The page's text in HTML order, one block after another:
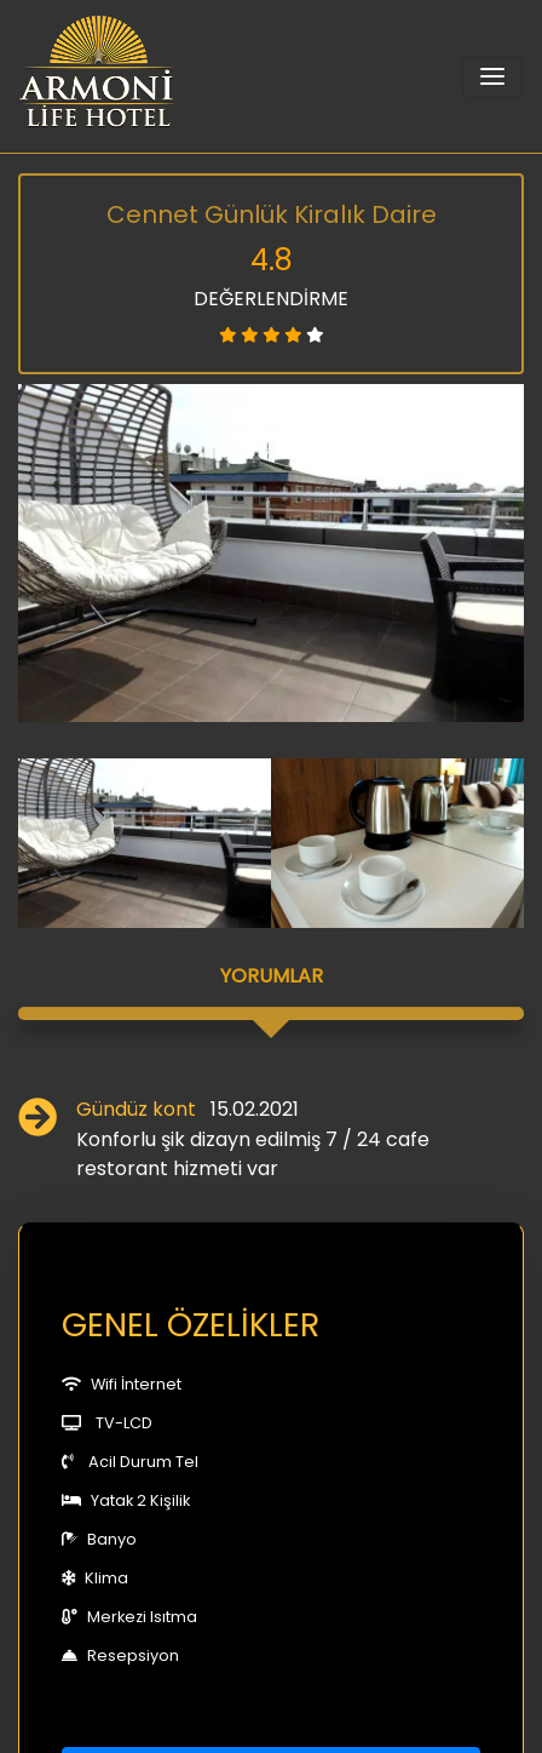
Cennet Günlük Kiralık Daire
4.8
DEĞERLENDİRME
YORUMLAR
Gündüz kont 15.02.2021
Konforlu şik dizayn edilmiş 7 / 24 cafe
restorant hizmeti var
GENEL ÖZELİKLER
Wifi İnternet
TV-LCD
Acil Durum Tel
Yatak 2 Kişilik
Banyo
Klima
Merkezi Isıtma
Resepsiyon